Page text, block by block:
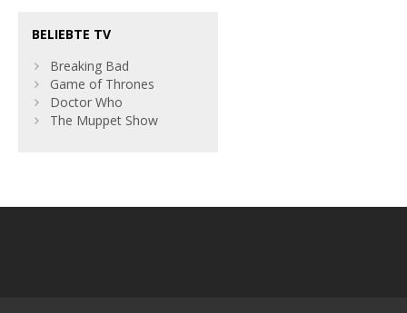
BELIEBTE TV
Breaking Bad
Game of Thrones
Doctor Who
The Muppet Show